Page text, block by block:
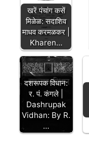
खरें पंचांग कसें
मिळेळ: सदाशिव
माधव करमळकर |
Kharen…
दशरूपक विधान:
र. पं. कंगले |
Dashrupak
Vidhan: By R.
…